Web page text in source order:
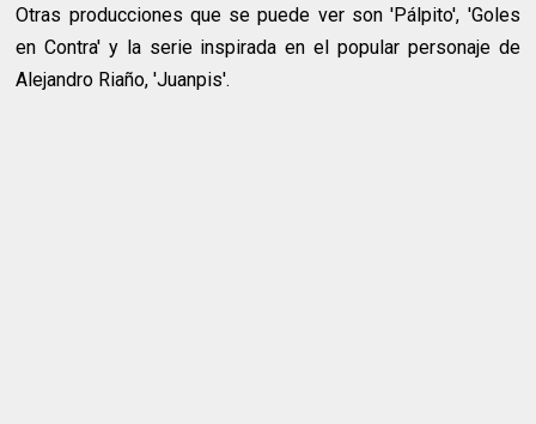
Otras producciones que se puede ver son 'Pálpito', 'Goles
en Contra' y la serie inspirada en el popular personaje de
Alejandro Riaño, 'Juanpis'.